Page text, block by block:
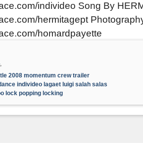
individeo Song By
hermitagept
homardpayette
,
2008 momentum crew trailer
individeo lagaet luigi salah salas
lock popping locking